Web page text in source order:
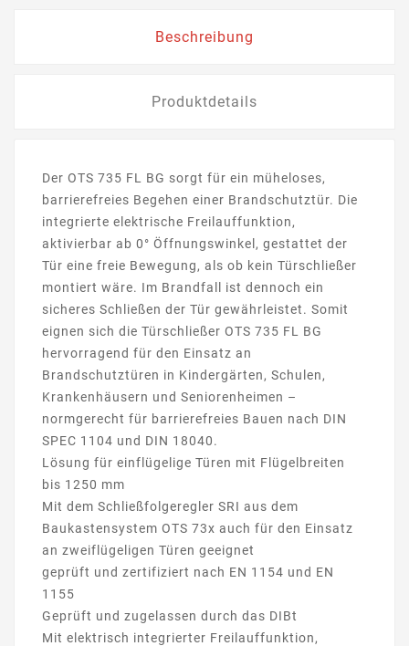
Beschreibung
Produktdetails
Der OTS 735 FL BG sorgt für ein müheloses,
barrierefreies Begehen einer Brandschutztür. Die
integrierte elektrische Freilauffunktion,
aktivierbar ab 0° Öffnungswinkel, gestattet der
Tür eine freie Bewegung, als ob kein Türschließer
montiert wäre. Im Brandfall ist dennoch ein
sicheres Schließen der Tür gewährleistet. Somit
eignen sich die Türschließer OTS 735 FL BG
hervorragend für den Einsatz an
Brandschutztüren in Kindergärten, Schulen,
Krankenhäusern und Seniorenheimen –
normgerecht für barrierefreies Bauen nach DIN
SPEC 1104 und DIN 18040.
Lösung für einflügelige Türen mit Flügelbreiten
bis 1250 mm
Mit dem Schließfolgeregler SRI aus dem
Baukastensystem OTS 73x auch für den Einsatz
an zweiflügeligen Türen geeignet
geprüft und zertifiziert nach EN 1154 und EN
1155
Geprüft und zugelassen durch das DIBt
Mit elektrisch integrierter Freilauffunktion,